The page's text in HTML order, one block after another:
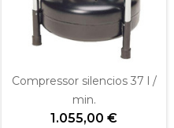
Compressor silencios 37 l /
min.
1.055,00 €